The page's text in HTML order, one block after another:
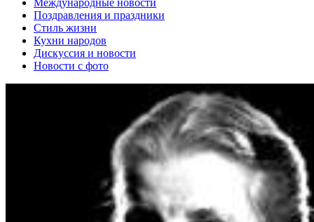
Поздравления и праздники
Cтиль жизни
Кухни народов
Дискуссия и новости
Новости с фото